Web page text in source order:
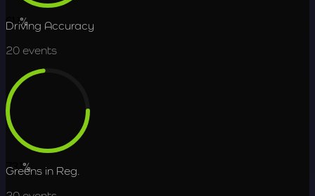
61.1%
Driving Accuracy
20 events
73.1%
Greens in Reg.